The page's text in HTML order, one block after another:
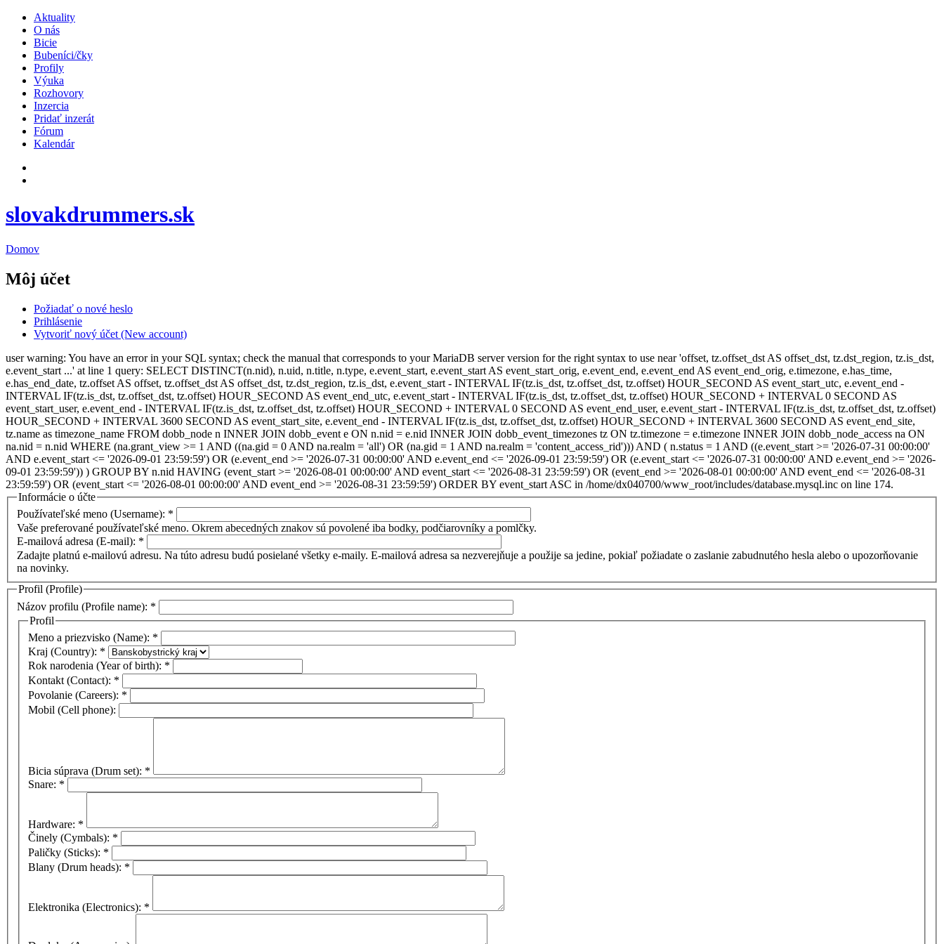
Aktuality
O nás
Bicie
Bubeníci/čky
Profily
Výuka
Rozhovory
Inzercia
Pridať inzerát
Fórum
Kalendár
slovakdrummers.sk
Domov
Môj účet
Požiadať o nové heslo
Prihlásenie
Vytvoriť nový účet (New account)
user warning: You have an error in your SQL syntax; check the manual that corresponds to your MariaDB server version for the right syntax to use near 'offset, tz.offset_dst AS offset_dst, tz.dst_region, tz.is_dst,
e.event_start ...' at line 1 query: SELECT DISTINCT(n.nid), n.uid, n.title, n.type, e.event_start, e.event_start AS event_start_orig, e.event_end, e.event_end AS event_end_orig, e.timezone, e.has_time,
e.has_end_date, tz.offset AS offset, tz.offset_dst AS offset_dst, tz.dst_region, tz.is_dst, e.event_start - INTERVAL IF(tz.is_dst, tz.offset_dst, tz.offset) HOUR_SECOND AS event_start_utc, e.event_end -
INTERVAL IF(tz.is_dst, tz.offset_dst, tz.offset) HOUR_SECOND AS event_end_utc, e.event_start - INTERVAL IF(tz.is_dst, tz.offset_dst, tz.offset) HOUR_SECOND + INTERVAL 0 SECOND AS
event_start_user, e.event_end - INTERVAL IF(tz.is_dst, tz.offset_dst, tz.offset) HOUR_SECOND + INTERVAL 0 SECOND AS event_end_user, e.event_start - INTERVAL IF(tz.is_dst, tz.offset_dst, tz.offset)
HOUR_SECOND + INTERVAL 3600 SECOND AS event_start_site, e.event_end - INTERVAL IF(tz.is_dst, tz.offset_dst, tz.offset) HOUR_SECOND + INTERVAL 3600 SECOND AS event_end_site,
tz.name as timezone_name FROM dobb_node n INNER JOIN dobb_event e ON n.nid = e.nid INNER JOIN dobb_event_timezones tz ON tz.timezone = e.timezone INNER JOIN dobb_node_access na ON
na.nid = n.nid WHERE (na.grant_view >= 1 AND ((na.gid = 0 AND na.realm = 'all') OR (na.gid = 1 AND na.realm = 'content_access_rid'))) AND ( n.status = 1 AND ((e.event_start >= '2026-07-31 00:00:00'
AND e.event_start <= '2026-09-01 23:59:59') OR (e.event_end >= '2026-07-31 00:00:00' AND e.event_end <= '2026-09-01 23:59:59') OR (e.event_start <= '2026-07-31 00:00:00' AND e.event_end >= '2026-
09-01 23:59:59')) ) GROUP BY n.nid HAVING (event_start >= '2026-08-01 00:00:00' AND event_start <= '2026-08-31 23:59:59') OR (event_end >= '2026-08-01 00:00:00' AND event_end <= '2026-08-31
23:59:59') OR (event_start <= '2026-08-01 00:00:00' AND event_end >= '2026-08-31 23:59:59') ORDER BY event_start ASC in /home/dx040700/www_root/includes/database.mysql.inc on line 174.
Informácie o účte
Používateľské meno (Username): *
Vaše preferované používateľské meno. Okrem abecedných znakov sú povolené iba bodky, podčiarovníky a pomlčky.
E-mailová adresa (E-mail): *
Zadajte platnú e-mailovú adresu. Na túto adresu budú posielané všetky e-maily. E-mailová adresa sa nezverejňuje a použije sa jedine, pokiaľ požiadate o zaslanie zabudnutého hesla alebo o upozorňovanie
na novinky.
Profil (Profile)
Názov profilu (Profile name): *
Profil
Meno a priezvisko (Name): *
Kraj (Country): *
Rok narodenia (Year of birth): *
Kontakt (Contact): *
Povolanie (Careers): *
Mobil (Cell phone):
Bicia súprava (Drum set): *
Snare: *
Hardware: *
Činely (Cymbals): *
Paličky (Sticks): *
Blany (Drum heads): *
Elektronika (Electronics): *